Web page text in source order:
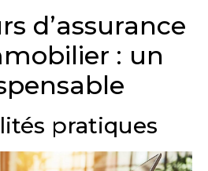
d’assurance
: un
pratiques